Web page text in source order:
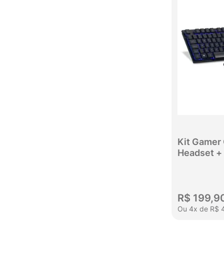
Kit Gamer
Headset
R$ 199,
Ou 4x de R$